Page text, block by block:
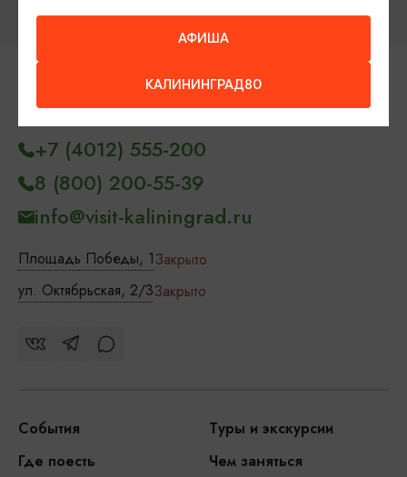
Контакты Туристского
информационного центра
Площадь Победы, 1Закрыто
ул. Октябрьская, 2/3Закрыто
+7 (4012) 555-200
8 (800) 200-55-39
info@visit-kaliningrad.ru
События
Туры и экскурсии
Где поесть
Чем заняться
АФИША
КАЛИНИНГРАД80